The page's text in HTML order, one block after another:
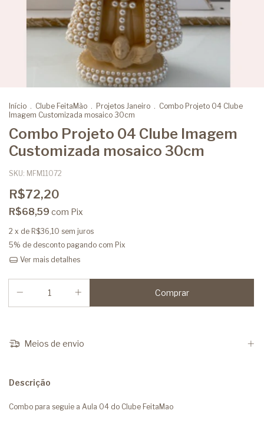
Início . Clube FeitaMão . Projetos Janeiro . Combo Projeto 04 Clube
Imagem Customizada mosaico 30cm
Combo Projeto 04 Clube Imagem
Customizada mosaico 30cm
SKU: MFM11072
R$72,20
R$68,59 com Pix
2 x de R$36,10 sem juros
5% de desconto pagando com Pix
Ver mais detalhes
Meios de envio
Descrição
Combo para seguie a Aula 04 do Clube FeitaMao